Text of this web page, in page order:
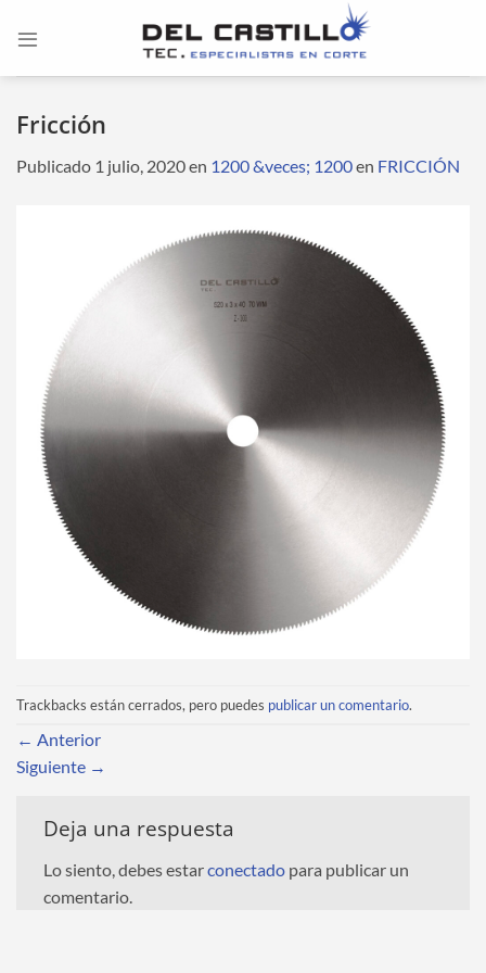
Fricción
Publicado 1 julio, 2020en 1200 &veces; 1200en FRICCIÓN
Trackbacks están cerrados, pero puedes publicar un comentario.
← Anterior
Siguiente →
Deja una respuesta
Lo siento, debes estarconectado para publicar un
comentario.